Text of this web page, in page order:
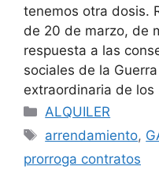
tenemos otra dosis.
de 20 de marzo, de
respuesta a las
sociales de la
extraordinaria de los
Categorías
ALQUILER
Etiquetas
arrendamiento,
prorroga contratos